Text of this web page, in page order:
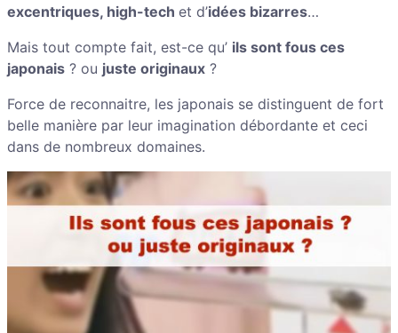
excentriques, high-tech et d’idées bizarres…
Mais tout compte fait, est-ce qu’ ils sont fous ces
japonais ? ou juste originaux ?
Force de reconnaitre, les japonais se distinguent de fort
belle manière par leur imagination débordante et ceci
dans de nombreux domaines.